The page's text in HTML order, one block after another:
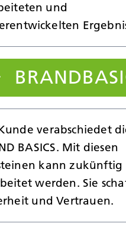
und
verabschiedet
BASICS. Mit diesen
kann zukünftig
werden. Sie
und Vertrauen.